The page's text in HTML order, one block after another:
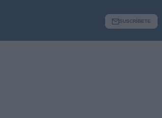
SUSCRÍBETE